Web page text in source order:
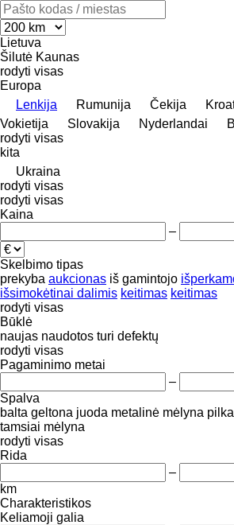
Lietuva
Šilutė Kaunas
rodyti visas
Europa
Lenkija
Rumunija Čekija
Vokietija
Slovakija Nyderlandai
rodyti visas
kita
Ukraina
rodyti visas
rodyti visas
Kaina
–
Skelbimo tipas
prekyba aukcionas iš gamintojo
išsimokėtinai dalimis keitimas keitimas
rodyti visas
Būklė
naujas naudotos turi defektų
rodyti visas
Pagaminimo metai
–
Spalva
balta geltona juoda metalinė mėlyna pilka
tamsiai mėlyna
rodyti visas
Rida
–
km
Charakteristikos
Keliamoji galia